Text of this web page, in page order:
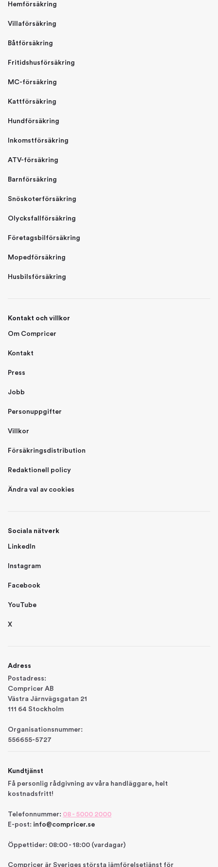
Hemförsäkring
Villaförsäkring
Båtförsäkring
Fritidshusförsäkring
MC-försäkring
Kattförsäkring
Hundförsäkring
Inkomstförsäkring
ATV-försäkring
Barnförsäkring
Snöskoterförsäkring
Olycksfallförsäkring
Företagsbilförsäkring
Mopedförsäkring
Husbilsförsäkring
Kontakt och villkor
Om Compricer
Kontakt
Press
Jobb
Personuppgifter
Villkor
Försäkringsdistribution
Redaktionell policy
Ändra val av cookies
Sociala nätverk
LinkedIn
Instagram
Facebook
YouTube
X
Adress
Postadress:
Compricer AB
Västra Järnvägsgatan 21
111 64 Stockholm
Organisationsnummer:
556655-5727
Kundtjänst
Få personlig rådgivning av våra handläggare, helt
kostnadsfritt!
Telefonnummer: 08 - 5000 2000
E-post: info@compricer.se
Öppettider: 08:00 - 18:00 (vardagar)
Compricer är Sveriges största jämförelsetjänst för